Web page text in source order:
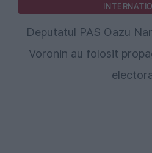
Deputatul PAS Oazu
Voronin au folosit